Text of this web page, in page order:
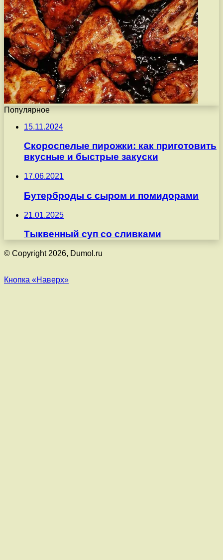
Популярное
15.11.2024
Скороспелые пирожки: как приготовить
вкусные и быстрые закуски
17.06.2021
Бутерброды с сыром и помидорами
21.01.2025
Тыквенный суп со сливками
© Copyright 2026, Dumol.ru
Кнопка «Наверх»